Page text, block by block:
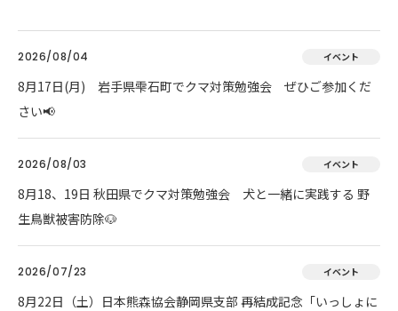
2026/08/04 イベント
8月17日(月) 岩手県雫石町でクマ対策勉強会 ぜひご参加くだ
さい📢
2026/08/03 イベント
8月18、19日 秋田県でクマ対策勉強会 犬と一緒に実践する 野
生鳥獣被害防除🐶
2026/07/23 イベント
8月22日（土）日本熊森協会静岡県支部 再結成記念「いっしょに